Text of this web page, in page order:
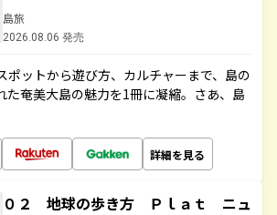
島旅
2026.08.06 発売
ットから遊び方、カルチャーまで、島の
た奄美大島の魅力を1冊に凝縮。さあ、島
詳細を見る
０２ 地球の歩き方 Ｐｌａｔ ニュ